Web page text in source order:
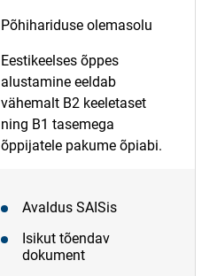
Põhihariduse olemasolu
Eestikeelses õppes
alustamine eeldab
vähemalt B2 keeletaset
ning B1 tasemega
õppijatele pakume õpiabi.
Avaldus SAISis
Isikut tõendav
dokument